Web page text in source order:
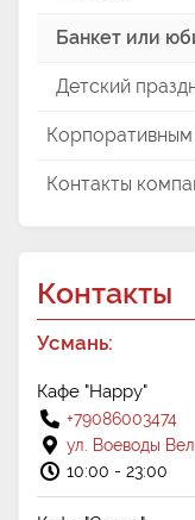
Банкет или
Детский
Корпоративным
Контакты
Контакты
Усмань:
Кафе "Happy"
+79086003474
ул. Воеводы
10:00 - 23:00